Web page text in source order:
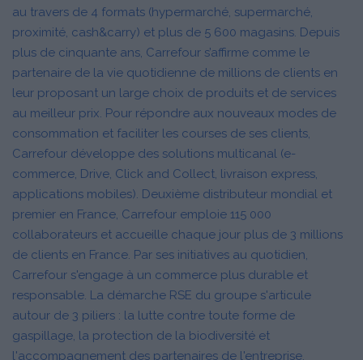
au travers de 4 formats (hypermarché, supermarché,
proximité, cash&carry) et plus de 5 600 magasins. Depuis
plus de cinquante ans, Carrefour s’affirme comme le
partenaire de la vie quotidienne de millions de clients en
leur proposant un large choix de produits et de services
au meilleur prix. Pour répondre aux nouveaux modes de
consommation et faciliter les courses de ses clients,
Carrefour développe des solutions multicanal (e-
commerce, Drive, Click and Collect, livraison express,
applications mobiles). Deuxième distributeur mondial et
premier en France, Carrefour emploie 115 000
collaborateurs et accueille chaque jour plus de 3 millions
de clients en France. Par ses initiatives au quotidien,
Carrefour s'engage à un commerce plus durable et
responsable. La démarche RSE du groupe s'articule
autour de 3 piliers : la lutte contre toute forme de
gaspillage, la protection de la biodiversité et
l'accompagnement des partenaires de l'entreprise.